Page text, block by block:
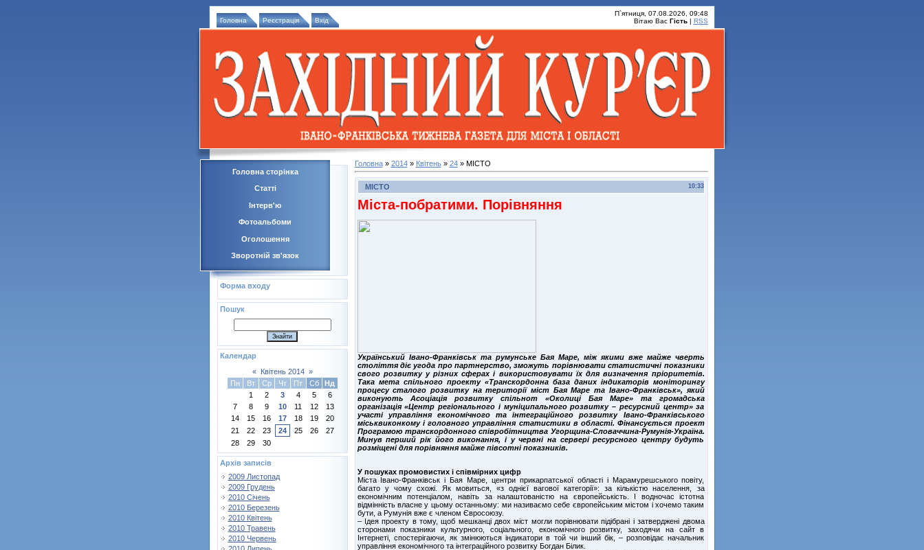
Головна Реєстрація Вхід
П`ятниця, 07.08.2026, 09:48
Вітаю Вас Гість| RSS
Головна сторінка
Статті
Інтерв'ю
Фотоальбоми
Оголошення
Зворотній зв'язок
Форма входу
Пошук
Календар
«
Квітень 2014 »
Пн
Вт Ср Чт Пт Сб
Нд
1
2 3 4 5
6
7
8 9 10 11 12
13
14
15 16 17 18 19
20
21
22 23 24 25 26
27
28
29 30
Архів записів
2009 Листопад
2009 Грудень
2010 Січень
2010 Березень
2010 Квітень
2010 Травень
2010 Червень
Головна» 2014 » Квітень » 24» МІСТО
10:33
МІСТО
Міста-побратими. Порівняння
Український Івано-Франківськ та румунське Бая Маре, між якими вже майже чверть
століття діє угода про партнерство, зможуть порівнювати статистичні показники
свого розвитку у різних сферах і використовувати їх для визначення пріоритетів.
Така мета спільного проекту «Транскордонна база даних індикаторів моніторингу
процесу сталого розвитку на території міст Бая Маре та Івано-Франківськ», який
виконують Асоціація розвитку спільнот «Околиці Бая Маре» та громадська
організація «Центр регіонального і муніципального розвитку – ресурсний центр» за
участі управління економічного та інтеграційного розвитку Івано-Франківського
міськвиконкому і головного управління статистики в області. Фінансується проект
Програмою транскордонного співробітництва Угорщина-Словаччина-Румунія-Україна.
Минув перший рік його виконання, і у червні на сервері ресурсного центру будуть
розміщені для порівняння майже півсотні показників.
У пошуках промовистих і співмірних цифр
Міста Івано-Франківськ і Бая Маре, центри прикарпатської області і Марамурешського повіту,
багато у чому схожі. Як мовиться, «з однієї вагової категорії»: за кількістю населення, за
економічним потенціалом, навіть за налаштованістю на європейськість. І водночас істотна
відмінність власне у цьому останньому: ми називаємо себе європейським містом і хочемо таким
бути, а Румунія вже є членом Євросоюзу.
– Ідея проекту в тому, щоб мешканці двох міст могли порівнювати підібрані і затверджені двома
сторонами показники культурного, соціального, економічного розвитку, заходячи на сайт в
Інтернеті, спостерігаючи, як змінюються індикатори в той чи інший бік, – розповідає начальник
управління економічного та інтеграційного розвитку Богдан Білик.